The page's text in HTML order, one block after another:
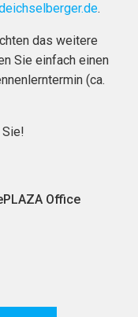
.
das weitere
Sie einfach einen
(ca.
Office